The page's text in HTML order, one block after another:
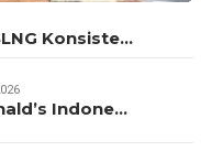
Konsiste…
Indone…